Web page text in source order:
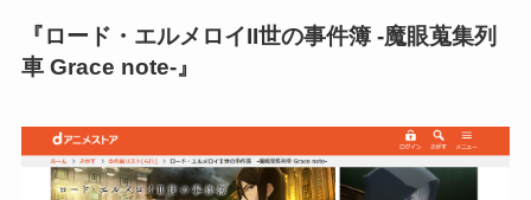
『ロード・エルメロイII世の事件簿 -魔眼蒐集列
車 Grace note-』